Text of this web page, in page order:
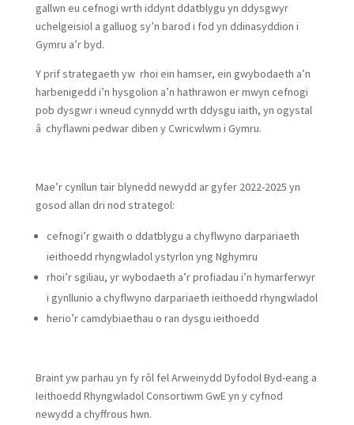
gallwn eu cefnogi wrth iddynt ddatblygu yn ddysgwyr
uchelgeisiol a galluog sy’n barod i fod yn ddinasyddion i
Gymru a’r byd.
Y prif strategaeth yw rhoi ein hamser, ein gwybodaeth a’n
harbenigedd i’n hysgolion a’n hathrawon er mwyn cefnogi
pob dysgwr i wneud cynnydd wrth ddysgu iaith, yn ogystal
â chyflawni pedwar diben y Cwricwlwm i Gymru.
Mae’r cynllun tair blynedd newydd ar gyfer 2022-2025 yn
gosod allan dri nod strategol:
cefnogi’r gwaith o ddatblygu a chyflwyno darpariaeth
ieithoedd rhyngwladol ystyrlon yng Nghymru
rhoi’r sgiliau, yr wybodaeth a’r profiadau i’n hymarferwyr
i gynllunio a chyflwyno darpariaeth ieithoedd rhyngwladol
herio’r camdybiaethau o ran dysgu ieithoedd
Braint yw parhau yn fy rôl fel Arweinydd Dyfodol Byd-eang a
Ieithoedd Rhyngwladol Consortiwm GwE yn y cyfnod
newydd a chyffrous hwn.